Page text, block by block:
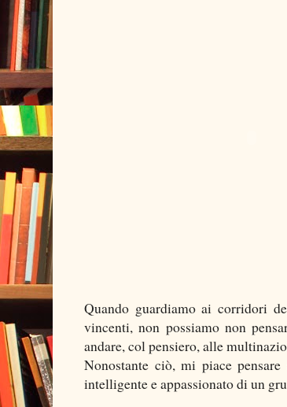
Quando guardiamo ai corridori
vincenti, non possiamo non
andare, col pensiero, alle
Nonostante ciò, mi piace
intelligente e appassionato di un